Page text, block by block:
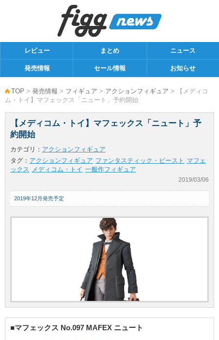
レビュー まとめ ニュース
発売情報 セール情報 お知らせ
TOP > 発売情報 > フィギュア > アクションフィギュア > 【メディコ
ム・トイ】マフェックス「ニュート」予約開始
【メディコム・トイ】マフェックス「ニュート」予
約開始
カテゴリ： アクションフィギュア
タグ： アクションフィギュア ファンタスティック・ビースト マフェ
ックス
メディコム・トイ 一般作フィギュア
2019/03/06
2019年12月発売予定
■マフェックス No.097 MAFEX ニュート